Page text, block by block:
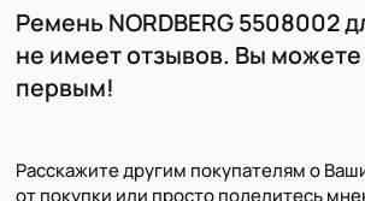
Ремень NORDBERG 5508002
не имеет отзывов. Вы можете
первым!
Расскажите другим покупателям о
от покупки или просто поделитесь